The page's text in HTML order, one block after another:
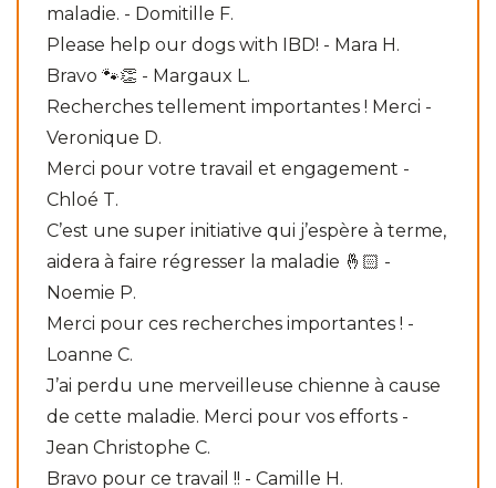
maladie. - Domitille F.
Please help our dogs with IBD! - Mara H.
Bravo 🐾👏 - Margaux L.
Recherches tellement importantes ! Merci -
Veronique D.
Merci pour votre travail et engagement -
Chloé T.
C’est une super initiative qui j’espère à terme,
aidera à faire régresser la maladie 🤞🏻 -
Noemie P.
Merci pour ces recherches importantes ! -
Loanne C.
J’ai perdu une merveilleuse chienne à cause
de cette maladie. Merci pour vos efforts -
Jean Christophe C.
Bravo pour ce travail !! - Camille H.